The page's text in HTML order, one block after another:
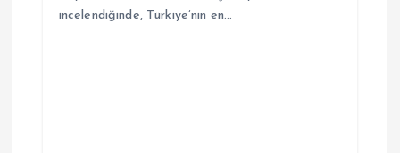
incelendiğinde, Türkiye’nin en…